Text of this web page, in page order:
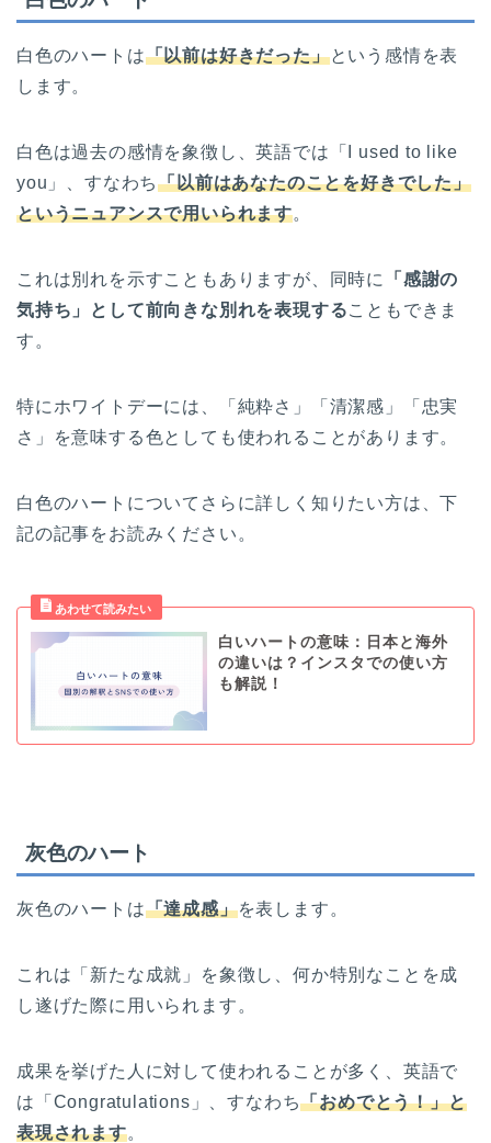
白色のハートは「以前は好きだった」という感情を表
します。
白色は過去の感情を象徴し、英語では「I used to like
you」、すなわち「以前はあなたのことを好きでした」
というニュアンスで用いられます。
これは別れを示すこともありますが、同時に
「感謝の
気持ち」として前向きな別れを表現することもできま
す。
特にホワイトデーには、「純粋さ」「清潔感」「忠実
さ」を意味する色としても使われることがあります。
白色のハートについてさらに詳しく知りたい方は、下
記の記事をお読みください。
白いハートの意味：日本と海外
の違いは？インスタでの使い方
も解説！
灰色のハート
灰色のハートは「達成感」を表します。
これは「新たな成就」を象徴し、何か特別なことを成
し遂げた際に用いられます。
成果を挙げた人に対して使われることが多く、英語で
は「Congratulations」、すなわち「おめでとう！」と
表現されます。